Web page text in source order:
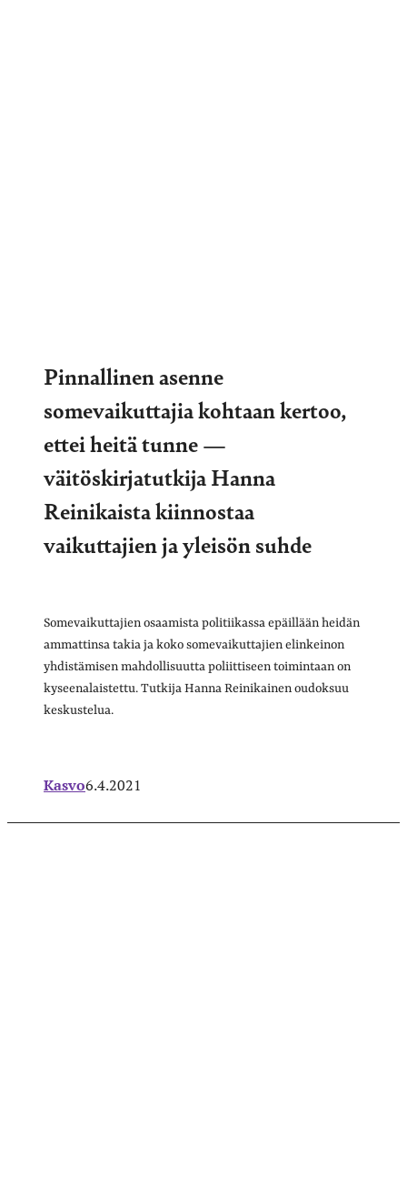
Pinnallinen asenne
somevaikuttajia kohtaan kertoo,
ettei heitä tunne —
väitöskirjatutkija Hanna
Reinikaista kiinnostaa
vaikuttajien ja yleisön suhde
Somevaikuttajien osaamista politiikassa epäillään heidän
ammattinsa takia ja koko somevaikuttajien elinkeinon
yhdistämisen mahdollisuutta poliittiseen toimintaan on
kyseenalaistettu. Tutkija Hanna Reinikainen oudoksuu
keskustelua.
Kasvo6.4.2021